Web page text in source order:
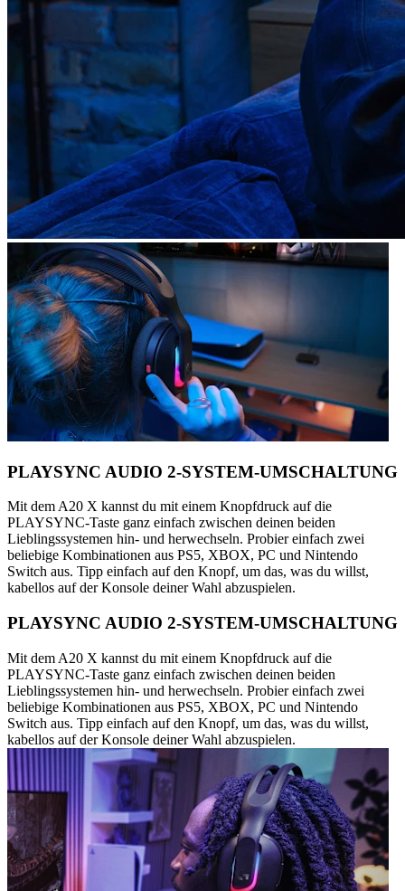
PLAYSYNC AUDIO 2-SYSTEM-UMSCHALTUNG
Mit dem A20 X kannst du mit einem Knopfdruck auf die
PLAYSYNC-Taste ganz einfach zwischen deinen beiden
Lieblingssystemen hin- und herwechseln. Probier einfach zwei
beliebige Kombinationen aus PS5, XBOX, PC und Nintendo
Switch aus. Tipp einfach auf den Knopf, um das, was du willst,
kabellos auf der Konsole deiner Wahl abzuspielen.
PLAYSYNC AUDIO 2-SYSTEM-UMSCHALTUNG
Mit dem A20 X kannst du mit einem Knopfdruck auf die
PLAYSYNC-Taste ganz einfach zwischen deinen beiden
Lieblingssystemen hin- und herwechseln. Probier einfach zwei
beliebige Kombinationen aus PS5, XBOX, PC und Nintendo
Switch aus. Tipp einfach auf den Knopf, um das, was du willst,
kabellos auf der Konsole deiner Wahl abzuspielen.